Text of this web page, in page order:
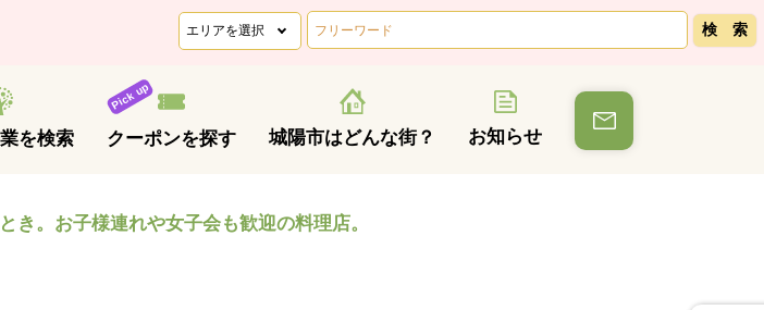
を検索 クーポンを探す 城陽市はどんな街？ お知らせ
き。お子様連れや女子会も歓迎の料理店。